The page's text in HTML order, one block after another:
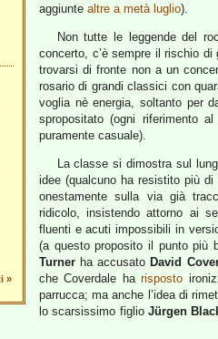
»
aggiunte altre a metà luglio).
Non tutte le leggende del
concerto, c’è sempre il rischio
trovarsi di fronte non a un
rosario di grandi classici con
voglia nè energia, soltanto per
spropositato (ogni riferimento
puramente casuale).
La classe si dimostra sul
idee (qualcuno ha resistito più
onestamente sulla via già
ridicolo, insistendo attorno ai
fluenti e acuti impossibili in
(a questo proposito il punto più
Turner ha accusato David
che Coverdale harisposto
parrucca; ma anche l’idea di
lo scarsissimo figlio Jürgen